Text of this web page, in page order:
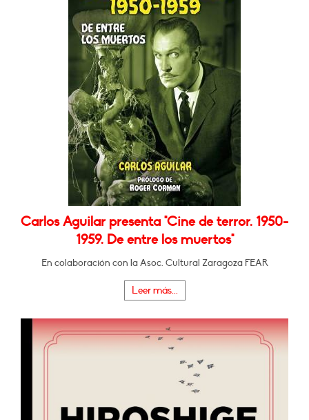
Carlos Aguilar presenta "Cine de terror. 1950-
1959. De entre los muertos"
En colaboración con la Asoc. Cultural Zaragoza FEAR
Leer más...